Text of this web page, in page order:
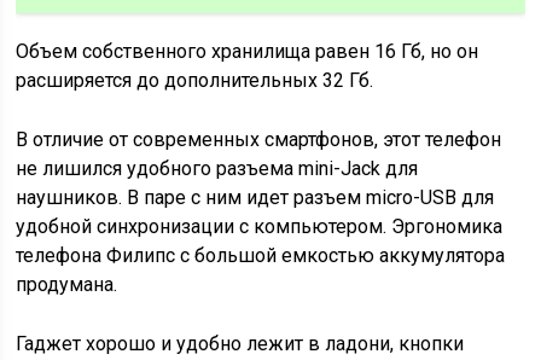
Объем собственного хранилища равен 16 Гб, но он
расширяется до дополнительных 32 Гб.
В отличие от современных смартфонов, этот телефон
не лишился удобного разъема mini-Jack для
наушников. В паре с ним идет разъем micro-USB для
удобной синхронизации с компьютером. Эргономика
телефона Филипс с большой емкостью аккумулятора
продумана.
Гаджет хорошо и удобно лежит в ладони, кнопки